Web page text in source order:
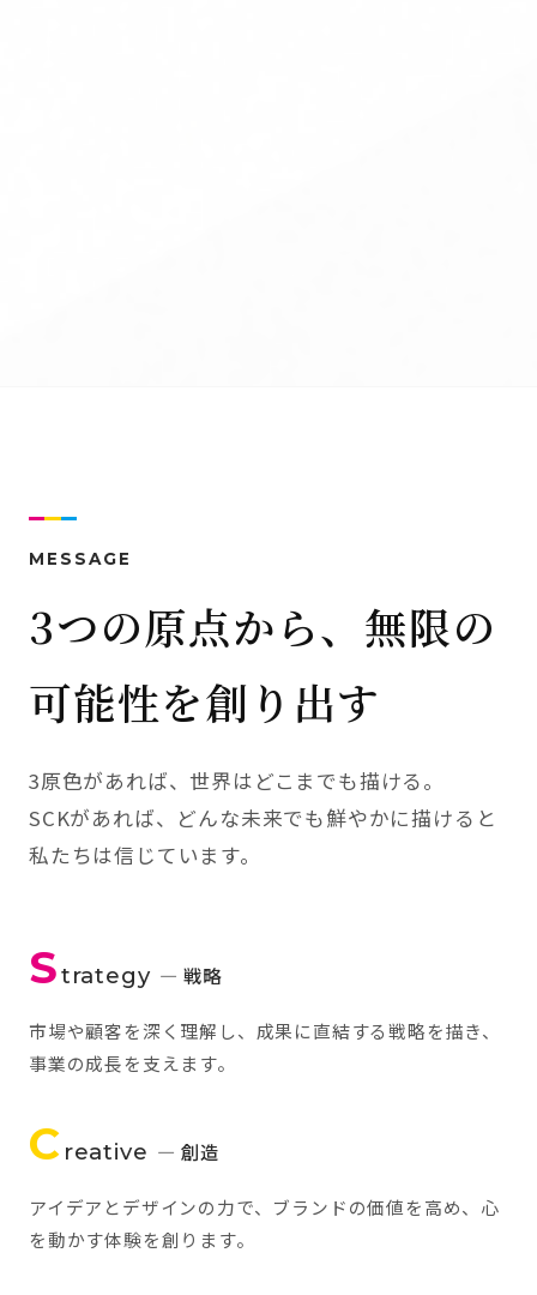
MESSAGE
3つの原点から、無限の
可能性を創り出す
3原色があれば、世界はどこまでも描ける。
SCKがあれば、どんな未来でも鮮やかに描けると
私たちは信じています。
Strategy — 戦略
市場や顧客を深く理解し、成果に直結する戦略を描き、
事業の成長を支えます。
C reative — 創造
アイデアとデザインの力で、ブランドの価値を高め、心
を動かす体験を創ります。